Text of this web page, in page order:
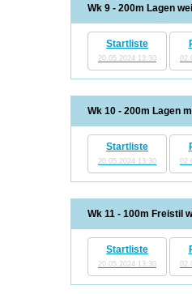
Wk 9 - 200m Lagen
Startliste
20.05.2024 13:30
Wk 10 - 200m Lagen
Startliste
20.05.2024 13:30
Wk 11 - 100m Freistil
Startliste
20.05.2024 13:30